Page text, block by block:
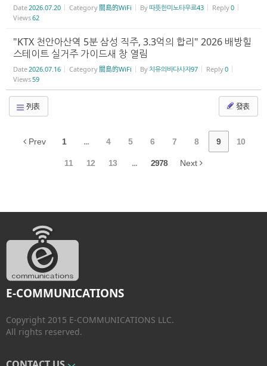
Date2026.07.20 Category 關島的WiFi By 따뜻한미노타우르43 Reply0
Views62
"KTX 천안아산역 5분 삼성 직주, 3.3억의 합리" 2026 배방힐
스테이트 실거주 가이드새 창 열림
Date2026.07.16 Category 關島的WiFi By치유의바다사자97 Reply0
Views59
列表 發表
Prev 1 ... 4 5 6 7 8 9 10
11 12 13 ... 2978 Next
E-COMMUNICATIONS
Copyright 2015 E-COMMUNICATIONS LLC.
All rights reserved.